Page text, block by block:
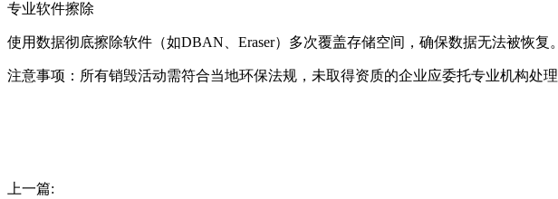
‌专业软件擦除‌
使用数据彻底擦除软件（如DBAN、Eraser）多次覆盖存储空间，确保数据无法被恢复。‌‌
‌注意事项‌：所有销毁活动需符合当地环保法规，未取得资质的企业应委托专业机构处理
上一篇: